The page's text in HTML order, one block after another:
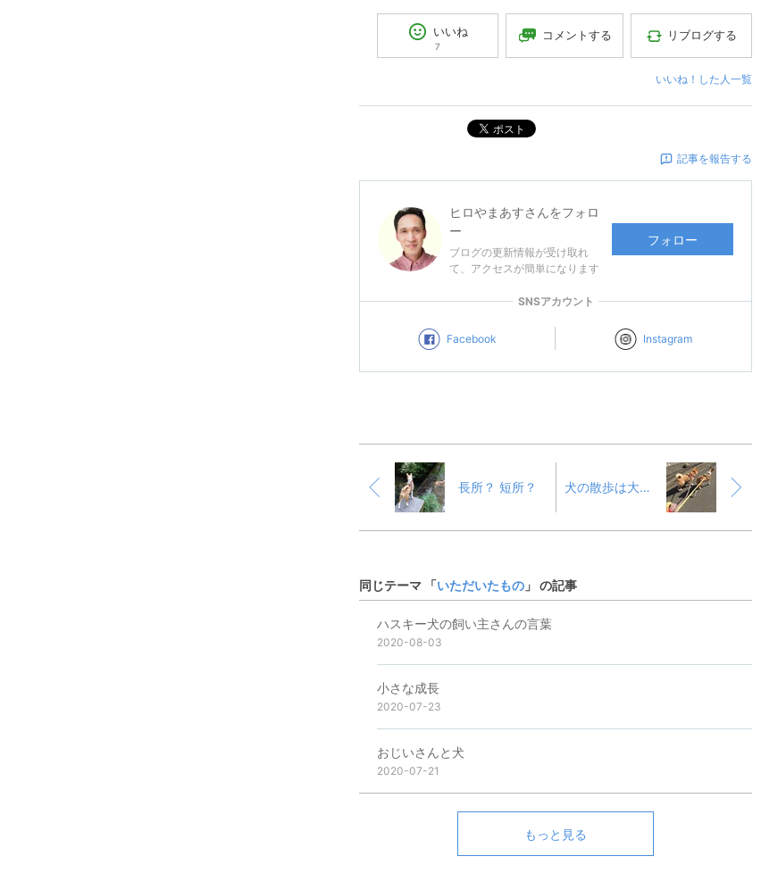
いいね
7
コメントする リブログする
いいね！した人一覧
ポスト
記事を報告する
ヒロやまあすさんをフォロ
ー
ブログの更新情報が受け取れ
て、アクセスが簡単になります
フォロー
SNSアカウント
Facebook Instagram
長所？ 短所？ 犬の散歩は大変。ですか？
同じテーマ 「いただいたもの 」 の記事
ハスキー犬の飼い主さんの言葉
2020-08-03
小さな成長
2020-07-23
おじいさんと犬
2020-07-21
もっと見る